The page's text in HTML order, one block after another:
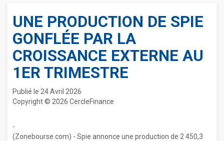
UNE PRODUCTION DE SPIE
GONFLÉE PAR LA
CROISSANCE EXTERNE AU
1ER TRIMESTRE
Publié le 24 Avril 2026
Copyright © 2026 CercleFinance
-
(Zonebourse.com) - Spie annonce une production de 2 450,3